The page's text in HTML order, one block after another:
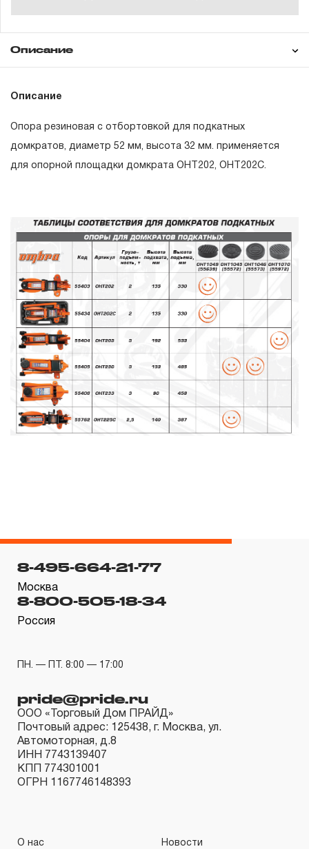
Описание
Техническая
Описание
Опора резиновая с отбортовкой для подкатных
домкратов, диаметр 52 мм, высота 32 мм. применяется
для опорной площадки домкрата ОНТ202, OHT202C.
Понятие «ПОЖИЗНЕННАЯ ГАРАНТИЯ».
себя признание неограниченного срока поддержания
гарантийных обязательств в течение всего периода
эксплуатации изделия, а также замена или ремонт
вышедшего из строя инструмента, если при
проведении технической экспертизы было
установлено, что производитель использовал при
изготовлении изделия некачественные материалы или
нарушал технологию в процессе его производства.
1.2 «ПОЖИЗНЕННАЯ ГАРАНТИЯ» предоставляется
при условии соблюдения покупателем (потребителем)
правил эксплуатации, обслуживания, транспортировки
и хранения, применяемых для ручного слесарно-
связи с сокращенным сроком эксплуатации,
связанным с повышенным износом при использовании
и определен в 12-15 месяцев с начала использования
в условиях эксплуатации средней интенсивности.
условиях эксплуатации инструмента гарантийный срок
2.3 Начало гарантийного срока, начало эксплуатации
определяется по дате продажи, указанной в
гарантийном талоне продавцом инструмента или
документе, подтверждающим факт приобретения
изделия. В отдельных случаях, при реализации
ввода инструмента в эксплуатацию, но не более 3-х
8-495-664-21-77
Москва
8-800-505-18-34
Россия
ПН. — ПТ. 8:00 — 17:00
pride@pride.ru
ООО «Торговый Дом ПРАЙД»
Почтовый адрес: 125438, г. Москва, ул.
Автомоторная, д.8
ИНН 7743139407
КПП 774301001
ОГРН 1167746148393
О нас Новости